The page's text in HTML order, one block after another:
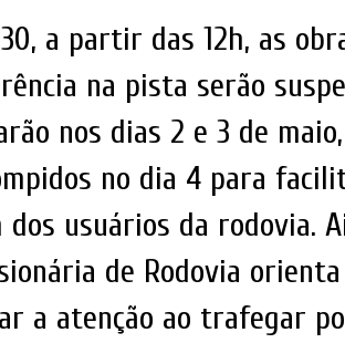
a partir das 12h, as
na pista serão
nos dias 2 e 3 de
no dia 4 para
dos usuários da rodovia.
de Rodovia
a atenção ao trafegar